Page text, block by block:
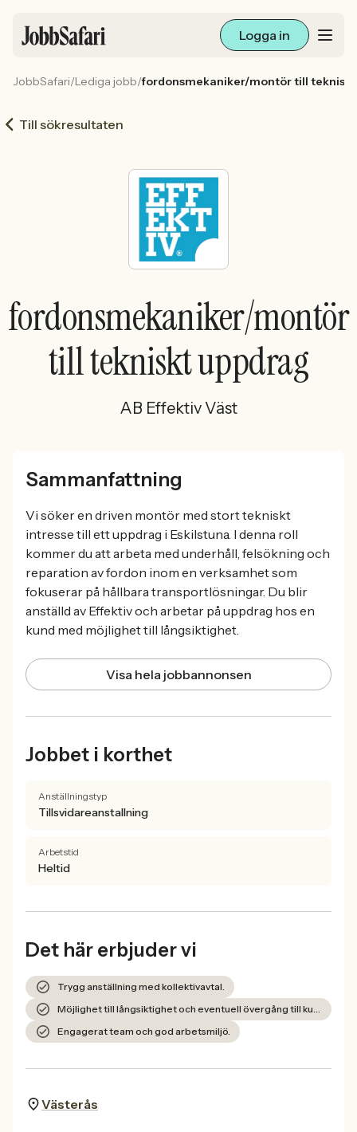
Logga in
Arbetsliv och karriär
För arbetsgivare
Sök med AI
Ny här? Skapa konto
JobbSafari/Lediga jobb/fordonsmekaniker/montör till
Till sökresultaten
fordonsmekaniker/montör
till tekniskt uppdrag
AB Effektiv Väst
Sammanfattning
Vi söker en driven montör med stort tekniskt
intresse till ett uppdrag i Eskilstuna. I denna roll
kommer du att arbeta med underhåll, felsökning och
reparation av fordon inom en verksamhet som
fokuserar på hållbara transportlösningar. Du blir
anställd av Effektiv och arbetar på uppdrag hos en
kund med möjlighet till långsiktighet.
Visa hela jobbannonsen
Jobbet i korthet
Anställningstyp
Tillsvidareanstallning
Arbetstid
Heltid
Det här erbjuder vi
Trygg anställning med kollektivavtal.
Möjlighet till långsiktighet och eventuell övergång till kund efter avslutat uppdrag.
Engagerat team och god arbetsmiljö.
Västerås